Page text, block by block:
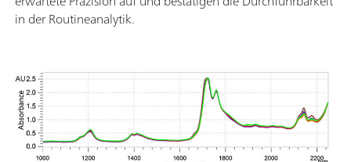
in der Routineanalytik.